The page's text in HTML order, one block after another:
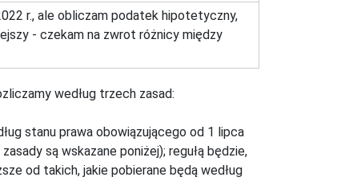
r., ale obliczam podatek hipotetyczny,
- czekam na zwrot różnicy między
według trzech zasad:
stanu prawa obowiązującego od 1 lipca
są wskazane poniżej); regułą będzie,
od takich, jakie pobierane będą według